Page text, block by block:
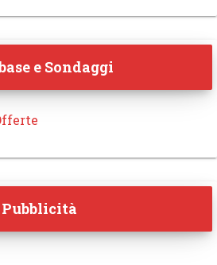
e Sondaggi
Pubblicità